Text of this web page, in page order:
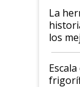
La
los